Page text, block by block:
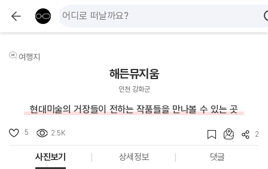
여행지
해든뮤지움
인천 강화군
현대미술의 거장들이 전하는 작품들을 만나볼 수 있는 곳
5 2.5K 2
사진보기 상세정보 댓글